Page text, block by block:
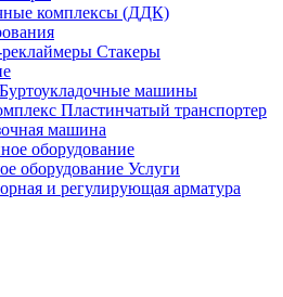
комплексы (ДДК)
Стакеры
Буртоукладочные машины
Пластинчатый транспортер
машина
оборудование
оборудование Услуги
и регулирующая арматура